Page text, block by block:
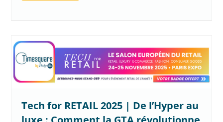
Tech for RETAIL 2025 | De l’Hyper au